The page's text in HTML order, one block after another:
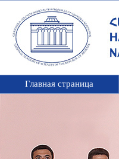
Главная страница